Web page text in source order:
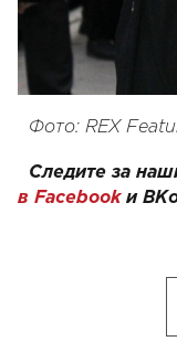
Фото: REX
Следите за
в Facebookи